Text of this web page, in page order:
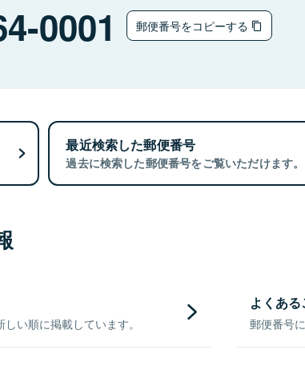
0001 郵便番号をコピーする
最近検索した郵便番号
過去に検索した郵便番号をご覧いただけます。
い順に掲載しています。
よくあ
郵便番号